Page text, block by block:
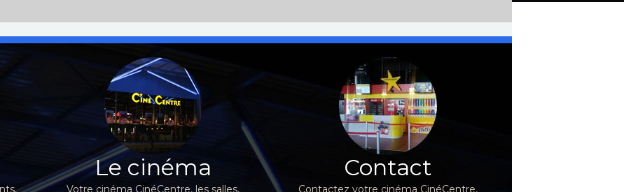
Le cinéma
Votre cinéma CinéCentre, les salles,
Contact
Contactez votre cinéma CinéCentre,